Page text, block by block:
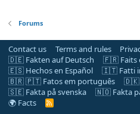
Forums
Contact us Terms and rules
🇩🇪 Fakten auf Deutsch
🇫🇷 Faits
🇪🇸 Hechos en Español
🇮🇹 Fatti
🇧🇷 🇵🇹 Fatos em português
🇩🇰
🇸🇪 Fakta på svenska
🇳🇴 Fakta
🌍 Facts
R